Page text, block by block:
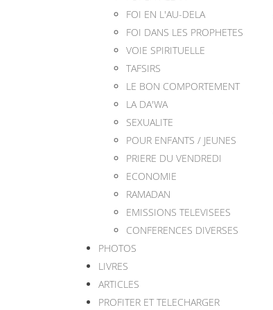
FOI EN L'AU-DELA
FOI DANS LES PROPHETES
VOIE SPIRITUELLE
TAFSIRS
LE BON COMPORTEMENT
LA DA'WA
SEXUALITE
POUR ENFANTS / JEUNES
PRIERE DU VENDREDI
ECONOMIE
RAMADAN
EMISSIONS TELEVISEES
CONFERENCES DIVERSES
PHOTOS
LIVRES
ARTICLES
PROFITER ET TELECHARGER